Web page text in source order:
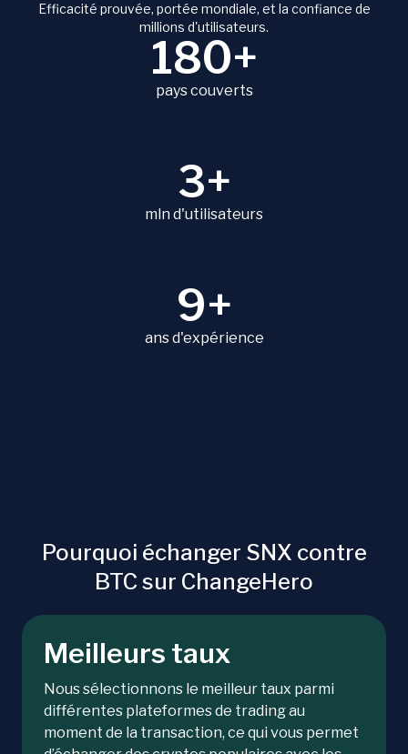
Efficacité prouvée, portée mondiale, et la confiance de
millions d'utilisateurs.
180+
pays couverts
3+
mln d'utilisateurs
9+
ans d'expérience
Pourquoi échanger SNX contre
BTC sur ChangeHero
Meilleurs taux
Nous sélectionnons le meilleur taux parmi
différentes plateformes de trading au
moment de la transaction, ce qui vous permet